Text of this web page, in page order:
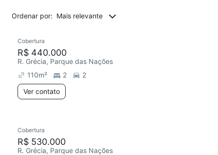
Ordenar por: Mais relevante
Redecorar
Cobertura
R$ 440.000
R. Grécia, Parque das Nações
110m² 2
2
Ver contato
Redecorar
Cobertura
R$ 530.000
R. Grécia, Parque das Nações